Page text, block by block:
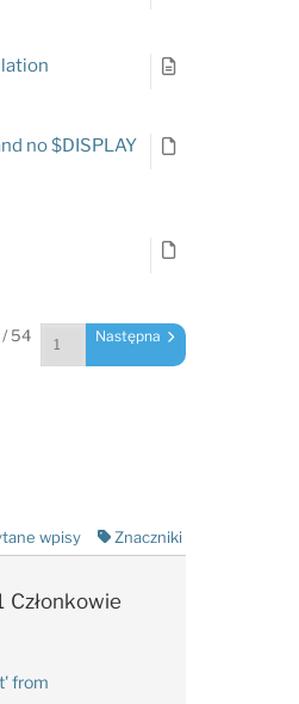
no $DISPLAY
/ 54 Następna
wpisy Znaczniki
Członkowie
from